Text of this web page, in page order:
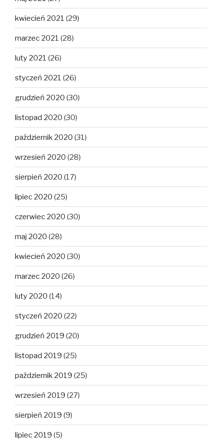
kwiecień 2021 (29)
marzec 2021 (28)
luty 2021 (26)
styczeń 2021 (26)
grudzień 2020 (30)
listopad 2020 (30)
październik 2020 (31)
wrzesień 2020 (28)
sierpień 2020 (17)
lipiec 2020 (25)
czerwiec 2020 (30)
maj 2020 (28)
kwiecień 2020 (30)
marzec 2020 (26)
luty 2020 (14)
styczeń 2020 (22)
grudzień 2019 (20)
listopad 2019 (25)
październik 2019 (25)
wrzesień 2019 (27)
sierpień 2019 (9)
lipiec 2019 (5)